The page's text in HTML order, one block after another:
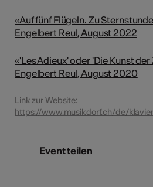
«Auf fünf Flügeln. Zu
Engelbert Reul, August 2022
«'Les Adieux' oder 'Die Kunst
Engelbert Reul, August 2020
Link zur Website:
https://www.musikdorf.ch/de/
Event teilen